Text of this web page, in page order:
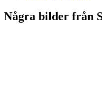
Några bilder från